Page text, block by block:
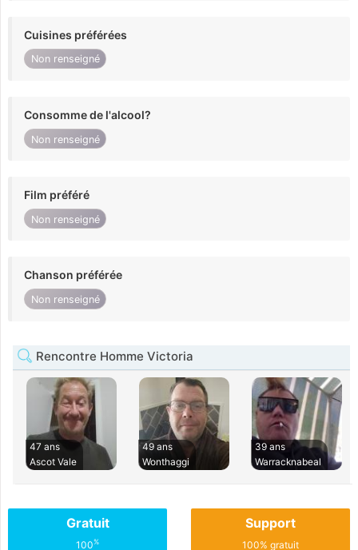
Cuisines préférées
Non renseigné
Consomme de l'alcool?
Non renseigné
Film préféré
Non renseigné
Chanson préférée
Non renseigné
Rencontre Homme Victoria
47 ans
Ascot Vale
49 ans
Wonthaggi
39 ans
Warracknabeal
Gratuit
100%
Support
100% gratuit